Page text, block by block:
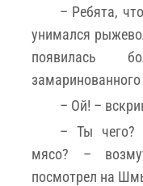
– Ребята,
унимался
появилась
– Ой! –
– Ты чего?
мясо? –
посмотрел на